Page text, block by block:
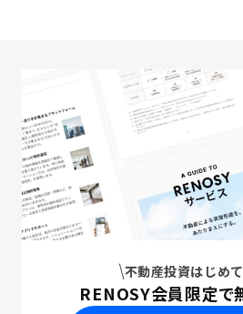
不動産投資はじめ
RENOSY会員限定で